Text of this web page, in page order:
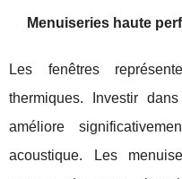
Menuiseries haute
Les fenêtres
thermiques. Investir
améliore
acoustique. Les